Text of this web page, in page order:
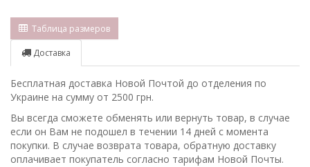
Таблица размеров
Доставка
Бесплатная доставка Новой Почтой до отделения по
Украине на сумму от 2500 грн.
Вы всегда сможете обменять или вернуть товар, в случае
если он Вам не подошел в течении 14 дней с момента
покупки. В случае возврата товара, обратную доставку
оплачивает покупатель согласно тарифам Новой Почты.